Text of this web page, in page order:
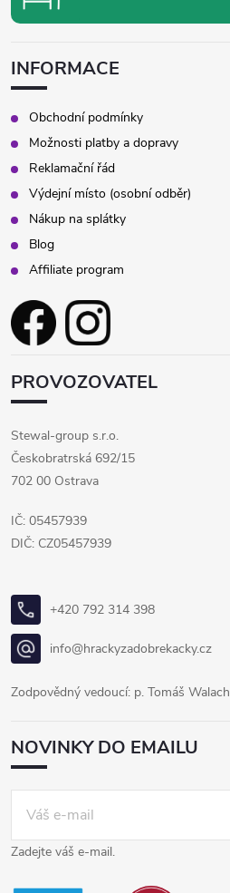
INFORMACE
Obchodní podmínky
Možnosti platby a dopravy
Reklamační řád
Výdejní místo (osobní odběr)
Nákup na splátky
Blog
Affiliate program
PROVOZOVATEL
Stewal-group s.r.o.
Českobratrská 692/15
702 00 Ostrava
IČ: 05457939
DIČ: CZ05457939
+420 792 314 398
info@hrackyzadobrekacky.cz
Zodpovědný vedoucí: p. Tomáš Walach
NOVINKY DO EMAILU
Zadejte váš e-mail.